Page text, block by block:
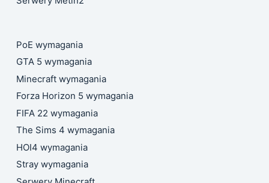
PoE wymagania
GTA 5 wymagania
Minecraft wymagania
Forza Horizon 5 wymagania
FIFA 22 wymagania
The Sims 4 wymagania
HOI4 wymagania
Stray wymagania